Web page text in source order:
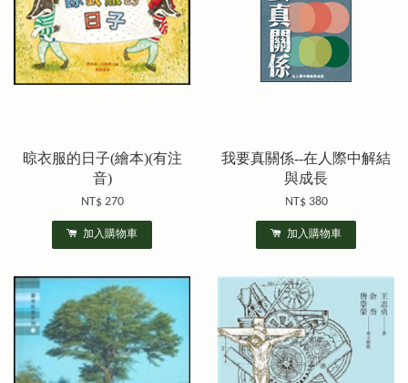
晾衣服的日子(繪本)(有注
音)
NT$ 270
加入購物車
我要真關係--在人際中解結
與成長
NT$ 380
加入購物車